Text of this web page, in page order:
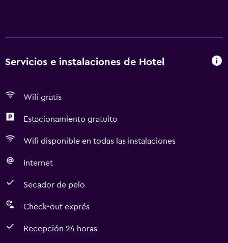
Servicios e instalaciones de Hotel
Wifi gratis
Estacionamiento gratuito
Wifi disponible en todas las instalaciones
Internet
Secador de pelo
Check-out exprés
Recepción 24 horas